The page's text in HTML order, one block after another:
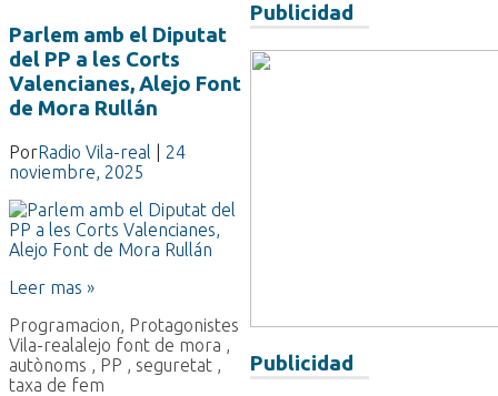
Publicidad
Publicidad
Parlem amb el Diputat
del PP a les Corts
Valencianes, Alejo Font
de Mora Rullán
PorRadio Vila-real
24
noviembre, 2025
Leer mas »
Programacion Protagonistes
Vila-real alejo font de mora
autònoms
PP seguretat
taxa de fem